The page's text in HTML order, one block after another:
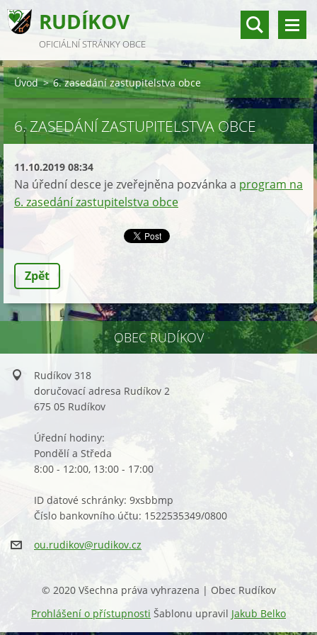
RUDÍKOV
OFICIÁLNÍ STRÁNKY OBCE
Úvod > 6. zasedání zastupitelstva obce
6. ZASEDÁNÍ ZASTUPITELSTVA OBCE
11.10.2019 08:34
Na úřední desce je zveřejněna pozvánka a program na
6. zasedání zastupitelstva obce
Zpět
OBEC RUDÍKOV
Rudíkov 318
doručovací adresa Rudíkov 2
675 05 Rudíkov
Úřední hodiny:
Pondělí a Středa
8:00 - 12:00, 13:00 - 17:00
ID datové schránky: 9xsbbmp
Číslo bankovního účtu: 1522535349/0800
ou.rudikov@rudikov.cz
© 2020 Všechna práva vyhrazena | Obec Rudíkov
Prohlášení o přístupnosti Šablonu upravil Jakub Belko